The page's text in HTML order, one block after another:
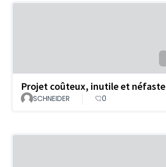
Projet coûteux, inutile et néfaste
SCHNEIDER 0